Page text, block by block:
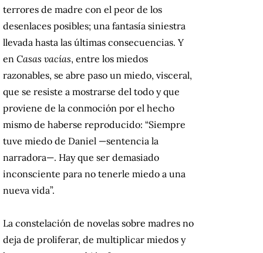
terrores de madre con el peor de los
desenlaces posibles; una fantasía siniestra
llevada hasta las últimas consecuencias. Y
en Casas vacías, entre los miedos
razonables, se abre paso un miedo, visceral,
que se resiste a mostrarse del todo y que
proviene de la conmoción por el hecho
mismo de haberse reproducido: “Siempre
tuve miedo de Daniel —sentencia la
narradora—. Hay que ser demasiado
inconsciente para no tenerle miedo a una
nueva vida”.
La constelación de novelas sobre madres no
deja de proliferar, de multiplicar miedos y